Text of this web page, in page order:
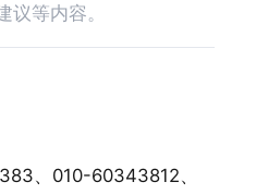
议等内容。
、010-60343812、